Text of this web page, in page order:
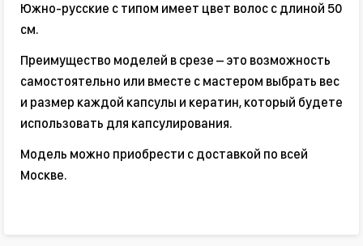
Южно-русские с типом имеет цвет волос с длиной 50
см.
Преимущество моделей в срезе – это возможность
самостоятельно или вместе с мастером выбрать вес
и размер каждой капсулы и кератин, который будете
использовать для капсулирования.
Модель можно приобрести с доставкой по всей
Москве.